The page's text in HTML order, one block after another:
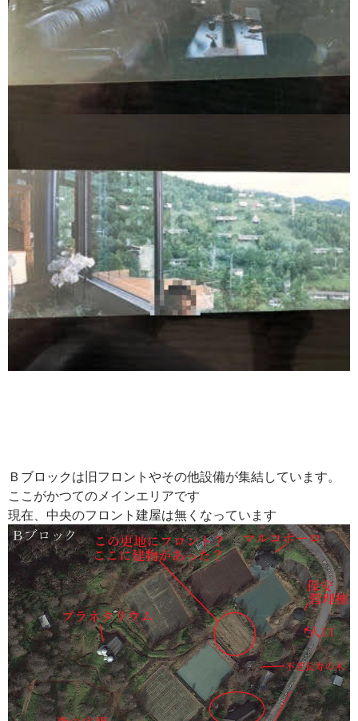
Ｂブロックは旧フロントやその他設備が集結しています。
ここがかつてのメインエリアです
現在、中央のフロント建屋は無くなっています